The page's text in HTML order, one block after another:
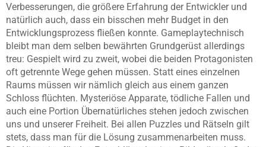
Verbesserungen, die größere Erfahrung der Entwickler und
natürlich auch, dass ein bisschen mehr Budget in den
Entwicklungsprozess fließen konnte. Gameplaytechnisch
bleibt man dem selben bewährten Grundgerüst allerdings
treu: Gespielt wird zu zweit, wobei die beiden Protagonisten
oft getrennte Wege gehen müssen. Statt eines einzelnen
Raums müssen wir nämlich gleich aus einem ganzen
Schloss flüchten. Mysteriöse Apparate, tödliche Fallen und
auch eine Portion Übernatürliches stehen jedoch zwischen
uns und unserer Freiheit. Bei allen Puzzles und Rätseln gilt
stets, dass man für die Lösung zusammenarbeiten muss.